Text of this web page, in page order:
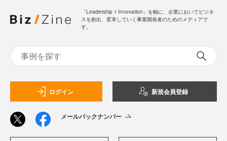
「Leadership ☓ Innovation」を軸に、企業においてビジネ
スを創出、変革していく事業開発者のためのメディアで
す。
ログイン 新規会員登録
メールバックナンバー